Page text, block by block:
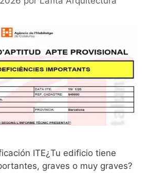
ITE¿Tu edificio tiene
graves o muy graves?